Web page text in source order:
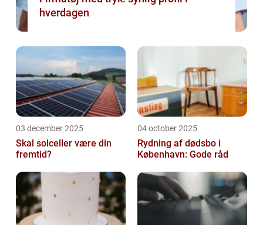
hverdagen
03 december 2025
Skal solceller være din
fremtid?
04 october 2025
Rydning af dødsbo i
København: Gode råd